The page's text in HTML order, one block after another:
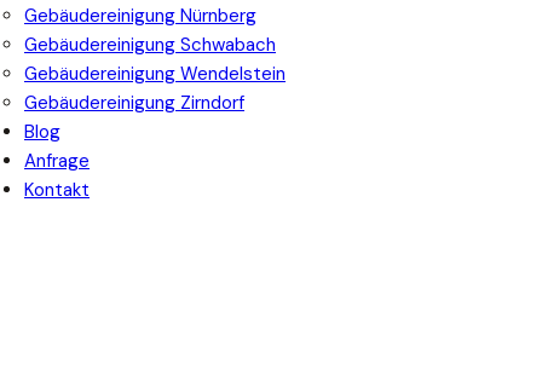
Gebäudereinigung Nürnberg
Gebäudereinigung Schwabach
Gebäudereinigung Wendelstein
Gebäudereinigung Zirndorf
Blog
Anfrage
Kontakt